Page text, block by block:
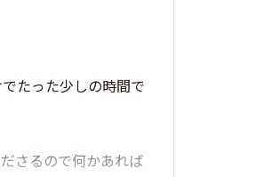
たった少しの時間で
さるので何かあれば